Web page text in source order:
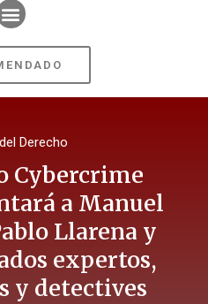
Derecho
Cybercrime
a Manuel
Llarena y
expertos,
y detectives